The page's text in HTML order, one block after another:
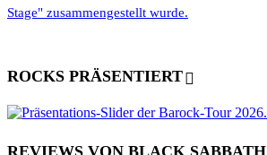
Stage" zusammengestellt wurde.
ROCKS PRÄSENTIERT